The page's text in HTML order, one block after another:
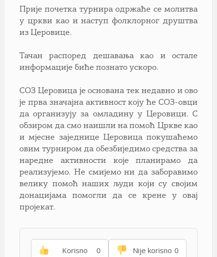
Прије почетка турнира одржаће се молитва
у цркви као и наступ фолклорног друштва
из Церовице.
Тачан распоред дешавања као и остале
информације биће познато ускоро.
СОЗ Церовица је основана тек недавно и ово
је прва значајна активност коју ће СОЗ-овци
да организују за омладину у Церовици. С
обзиром да смо наишли на помоћ Цркве као
и мјесне заједнице Церовица покушаћемо
овим турниром да обезбиједимо средства за
наредне активности које планирамо да
реализујемо. Не смијемо ни да заборавимо
велику помоћ наших људи који су својим
донацијама помогли да се крене у овај
пројекат.
Korisno 0 Nije korisno 0